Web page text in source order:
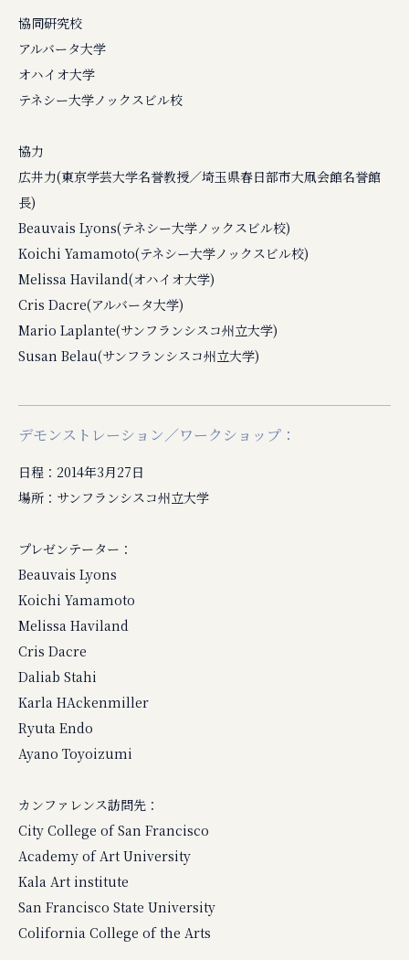
協同研究校
アルバータ大学
オハイオ大学
テネシー大学ノックスビル校
協力
広井力(東京学芸大学名誉教授／埼玉県春日部市大凧会館名誉館
長)
Beauvais Lyons(テネシー大学ノックスビル校)
Koichi Yamamoto(テネシー大学ノックスビル校)
Melissa Haviland(オハイオ大学)
Cris Dacre(アルバータ大学)
Mario Laplante(サンフランシスコ州立大学)
Susan Belau(サンフランシスコ州立大学)
デモンストレーション／ワークショップ：
日程：2014年3月27日
場所：サンフランシスコ州立大学
プレゼンテーター：
Beauvais Lyons
Koichi Yamamoto
Melissa Haviland
Cris Dacre
Daliab Stahi
Karla HAckenmiller
Ryuta Endo
Ayano Toyoizumi
カンファレンス訪問先：
City College of San Francisco
Academy of Art University
Kala Art institute
San Francisco State University
Colifornia College of the Arts